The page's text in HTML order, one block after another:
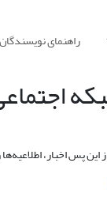
راهنمای نویسندگان
پس اخبار،